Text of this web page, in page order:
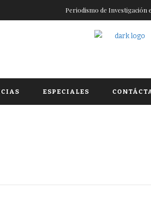
Periodismo de
ESPECIALES